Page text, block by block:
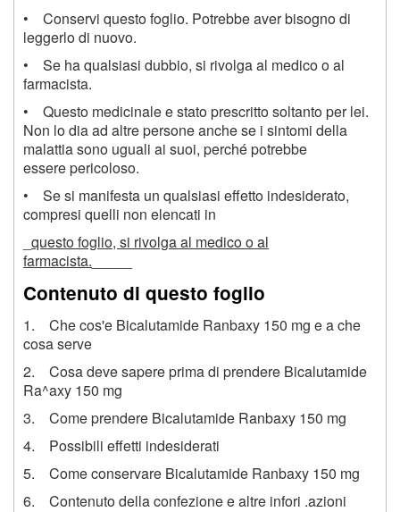
• Conservi questo foglio. Potrebbe aver bisogno di
leggerlo di nuovo.
• Se ha qualsiasi dubbio, si rivolga al medico o al
farmacista.
• Questo medicinale e stato prescritto soltanto per lei.
Non lo dia ad altre persone anche se i sintomi della
malattia sono uguali ai suoi, perché potrebbe
essere pericoloso.
• Se si manifesta un qualsiasi effetto indesiderato,
compresi quelli non elencati in
questo foglio, si rivolga al medico o al
farmacista.
Contenuto di questo foglio
1. Che cos'e Bicalutamide Ranbaxy 150 mg e a che
cosa serve
2. Cosa deve sapere prima di prendere Bicalutamide
Ra^axy 150 mg
3. Come prendere Bicalutamide Ranbaxy 150 mg
4. Possibili effetti indesiderati
5. Come conservare Bicalutamide Ranbaxy 150 mg
6. Contenuto della confezione e altre infori .azioni